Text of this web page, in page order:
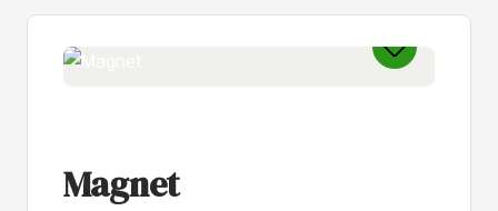
Magnet